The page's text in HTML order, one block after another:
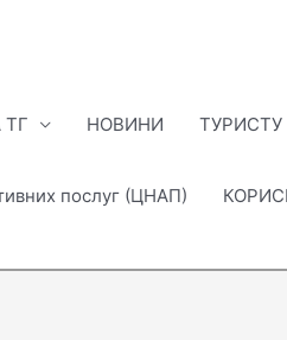
НОВИНИ ТУРИСТУ
послуг (ЦНАП)